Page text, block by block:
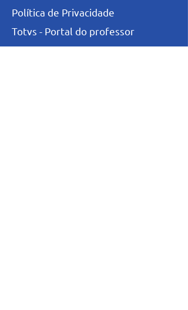
Política de Privacidade
Totvs - Portal do professor
Totvs-Portal do Aluno/Responsável